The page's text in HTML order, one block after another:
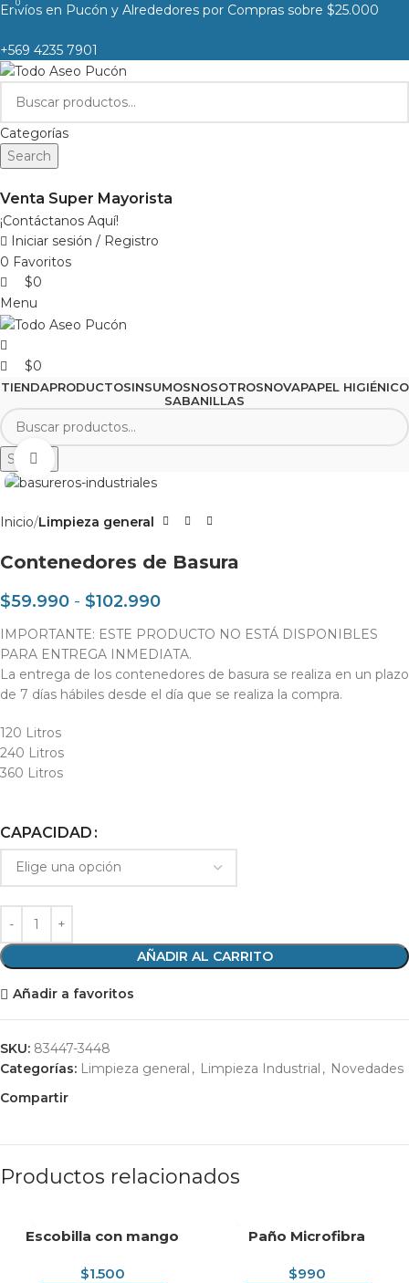
Envíos en Pucón y Alrededores por Compras sobre $25.000
+569 4235 7901
Categorías
Search
Venta Super Mayorista
¡Contáctanos Aquí!
Iniciar sesión / Registro
0 Favoritos
0
$0
Menu
0
$0
TIENDAPRODUCTOSINSUMOSNOSOTROSNOVAPAPEL HIGIÉNICO
SABANILLAS
Search
Inicio Limpieza general
Contenedores de Basura
$59.990 - $102.990
IMPORTANTE: ESTE PRODUCTO NO ESTÁ DISPONIBLES
PARA ENTREGA INMEDIATA.
La entrega de los contenedores de basura se realiza en un plazo
de 7 días hábiles desde el día que se realiza la compra.
120 Litros
240 Litros
360 Litros
CAPACIDAD
AÑADIR AL CARRITO
Añadir a favoritos
SKU: 83447-3448
Categorías: Limpieza general , Limpieza Industrial , Novedades
Compartir
Productos relacionados
Escobilla con mango
$1.500
Paño Microfibra
$990